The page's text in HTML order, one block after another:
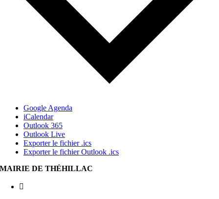
Google Agenda
iCalendar
Outlook 365
Outlook Live
Exporter le fichier .ics
Exporter le fichier Outlook .ics
MAIRIE DE THÉHILLAC